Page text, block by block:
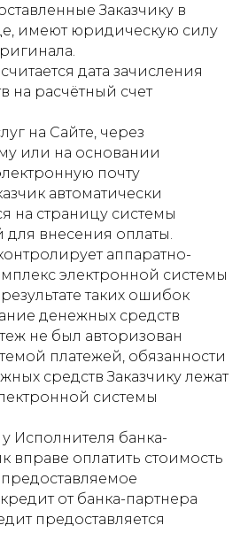
Заказчику в
имеют юридическую силу
дата зачисления
на расчётный счет
на Сайте, через
или на основании
почту
автоматически
на страницу системы
внесения оплаты.
аппаратно-
электронной системы
таких ошибок
денежных средств
не был авторизован
платежей, обязанности
средств Заказчику лежат
системы
Исполнителя банка-
вправе оплатить стоимость
от банка-партнера
предоставляется